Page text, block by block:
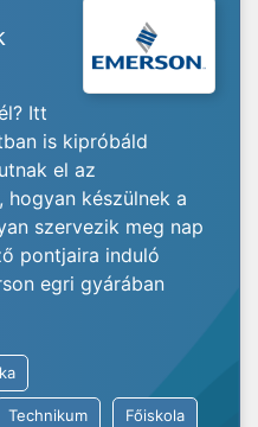
Itt
is kipróbáld
el az
készülnek a
szervezik meg nap
pontjaira induló
egri gyárában
Technikum Főiskola